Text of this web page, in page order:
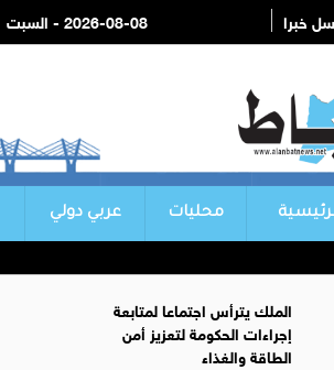
خبرا 2026-08-08 - السبت
محليات عربي دولي
الملك يترأس اجتماعا لمتابعة
إجراءات الحكومة لتعزيز أمن
الطاقة والغذاء